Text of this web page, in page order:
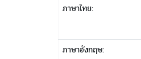
ภาษาไทย:
ภาษาอังกฤษ: